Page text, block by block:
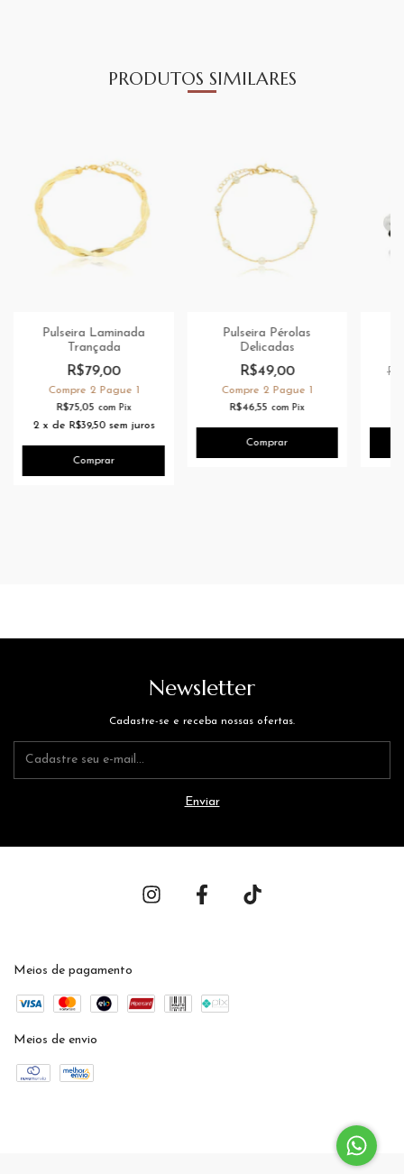
PRODUTOS SIMILARES
Pulseira Laminada
Trançada
R$79,00
Compre 2 Pague 1
R$75,05 com Pix
2 x de R$39,50 sem juros
Pulseira Pérolas
Delicadas
R$49,00
Compre 2 Pague 1
R$46,55 com Pix
Newsletter
Cadastre-se e receba nossas ofertas.
Meios de pagamento
Meios de envio